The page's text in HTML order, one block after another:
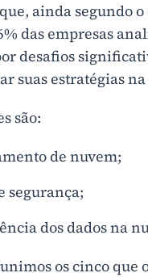
ainda segundo
das empresas
desafios
suas estratégias
são:
de nuvem;
segurança;
dos dados na
os cinco que